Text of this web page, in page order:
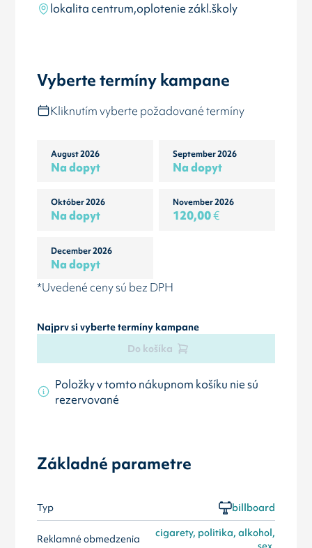
lokalita centrum,oplotenie zákl.školy
Vyberte termíny kampane
Kliknutím vyberte požadované termíny
August 2026
Na dopyt
September 2026
Na dopyt
Október 2026
Na dopyt
November 2026
120,00€
December 2026
Na dopyt
*Uvedené ceny sú bez DPH
Najprv si vyberte termíny kampane
Do košíka
Položky v tomto nákupnom košíku nie sú
rezervované
Základné parametre
Typ billboard
Reklamné obmedzenia
cigarety, politika, alkohol,